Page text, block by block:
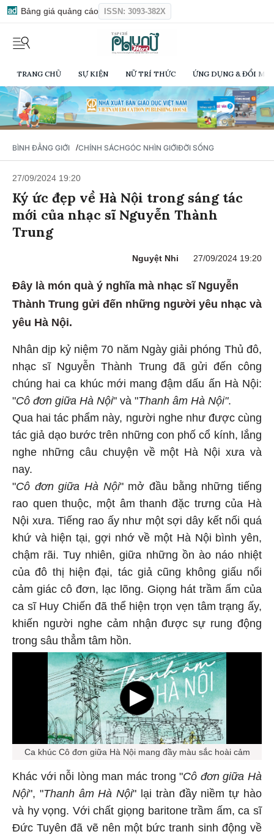
Bảng giá quảng cáo ISSN: 3093-382X
TRANG CHỦ SỰ KIỆN NỮ TRÍ THỨC ỨNG DỤNG & ĐỔI
BÌNH ĐẲNG GIỚI /CHÍNH SÁCHGÓC NHÌN GIỚIĐỜI SỐNG
27/09/2024 19:20
Ký ức đẹp về Hà Nội trong sáng tác
mới của nhạc sĩ Nguyễn Thành
Trung
Nguyệt Nhi 27/09/2024 19:20
Đây là món quà ý nghĩa mà nhạc sĩ Nguyễn
Thành Trung gửi đến những người yêu nhạc và
yêu Hà Nội.
Nhân dịp kỷ niệm 70 năm Ngày giải phóng Thủ đô,
nhạc sĩ Nguyễn Thành Trung đã gửi đến công
chúng hai ca khúc mới mang đậm dấu ấn Hà Nội:
"Cô đơn giữa Hà Nội" và "Thanh âm Hà Nội".
Qua hai tác phẩm này, người nghe như được cùng
tác giả dạo bước trên những con phố cổ kính, lắng
nghe những câu chuyện về một Hà Nội xưa và
nay.
"Cô đơn giữa Hà Nội" mở đầu bằng những tiếng
rao quen thuộc, một âm thanh đặc trưng của Hà
Nội xưa. Tiếng rao ấy như một sợi dây kết nối quá
khứ và hiện tại, gợi nhớ về một Hà Nội bình yên,
chậm rãi. Tuy nhiên, giữa những ồn ào náo nhiệt
của đô thị hiện đại, tác giả cũng không giấu nổi
cảm giác cô đơn, lạc lõng. Giọng hát trầm ấm của
ca sĩ Huy Chiến đã thể hiện trọn vẹn tâm trạng ấy,
khiến người nghe cảm nhận được sự rung động
trong sâu thẳm tâm hồn.
Ca khúc Cô đơn giữa Hà Nội mang đầy màu sắc hoài cảm
Khác với nỗi lòng man mác trong "Cô đơn giữa Hà
Nội", "Thanh âm Hà Nội" lại tràn đầy niềm tự hào
và hy vọng. Với chất giọng baritone trầm ấm, ca sĩ
Đức Tuyên đã vẽ nên một bức tranh sinh động về